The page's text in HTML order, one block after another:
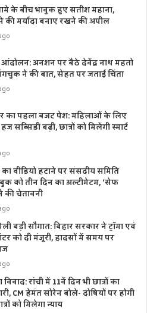
के बीच भावुक हुए सतीश महाना,
की मर्यादा बनाए रखने की अपील
आंदोलन: अनशन पर बैठे देवेंद्र नाथ महतो
ने की बात, सेहत पर जताई चिंता
का पहला बजट पेश: महिलाओं के लिए
सब्सिडी बढ़ी, छात्रों को मिलेंगी स्मार्ट
का वीडियो हटाने पर संसदीय समिति
को तीन दिन का अल्टीमेटम, ‘सेफ
की चेतावनी
बड़ी सौगात: बिहार सरकार ने ट्रॉमा एवं
को दी मंजूरी, हादसों में समय पर
विवाद: रांची में 11वें दिन भी छात्रों का
CM हेमंत सोरेन बोले- दोषियों पर होगी
को मिलेगा न्याय